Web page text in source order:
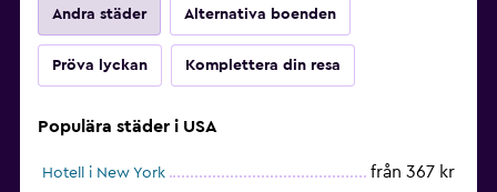
Andra städer Alternativa boenden
Pröva lyckan Komplettera din resa
Populära städer i USA
Hotell i New York från 367 kr